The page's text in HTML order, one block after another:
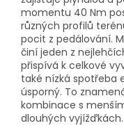
momentu 40 Nm
různých profilů
pocit z pedálování.
činí jeden z
přispívá k celkové
také nízká spotřeba
úsporný. To
kombinace s
dlouhých vyjížďkách.